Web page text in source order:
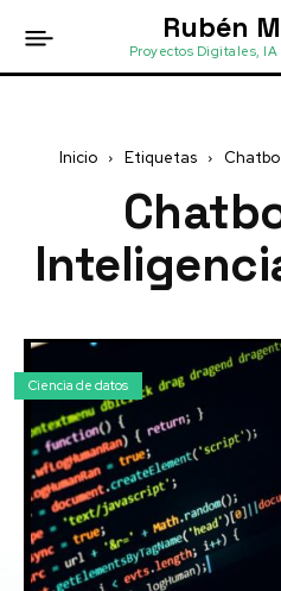
Rubén
Proyectos Digitales, IA
Inicio Etiquetas
Ciencia de datos